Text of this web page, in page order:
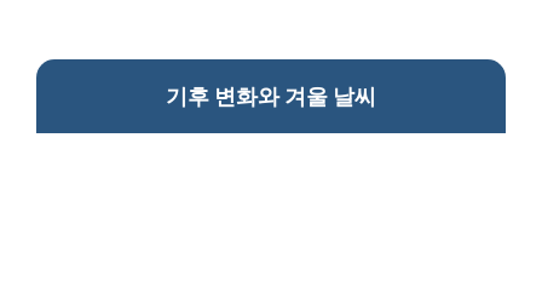
기후 변화와 겨울 날씨